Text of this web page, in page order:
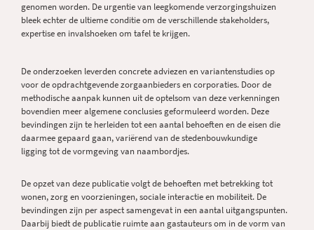
genomen worden. De urgentie van leegkomende verzorgingshuizen
bleek echter de ultieme conditie om de verschillende stakeholders,
expertise en invalshoeken om tafel te krijgen.
De onderzoeken leverden concrete adviezen en variantenstudies op
voor de opdrachtgevende zorgaanbieders en corporaties. Door de
methodische aanpak kunnen uit de optelsom van deze verkenningen
bovendien meer algemene conclusies geformuleerd worden. Deze
bevindingen zijn te herleiden tot een aantal behoeften en de eisen die
daarmee gepaard gaan, variërend van de stedenbouwkundige
ligging tot de vormgeving van naambordjes.
De opzet van deze publicatie volgt de behoeften met betrekking tot
wonen, zorg en voorzieningen, sociale interactie en mobiliteit. De
bevindingen zijn per aspect samengevat in een aantal uitgangspunten.
Daarbij biedt de publicatie ruimte aan gastauteurs om in de vorm van